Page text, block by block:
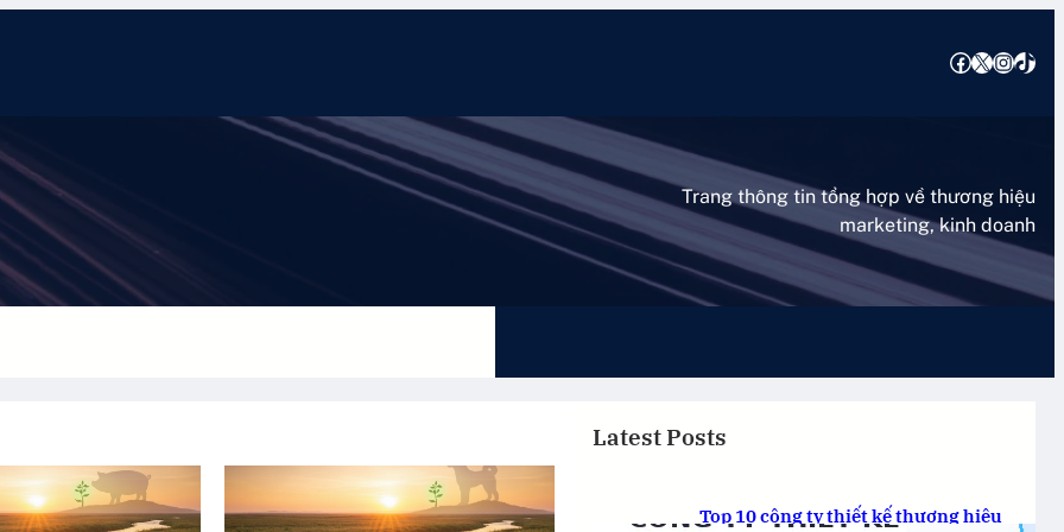
FacebookXInstagramTikTok
Trang thông tin tổng hợp về thương hiệu
marketing, kinh doanh
Latest Posts
Top 10 công ty thiết kế thương hiệu